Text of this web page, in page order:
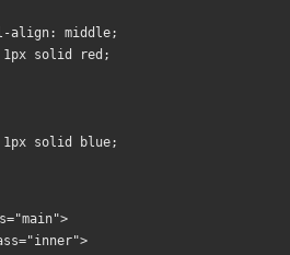
align: middle;
1px solid red;
solid blue;